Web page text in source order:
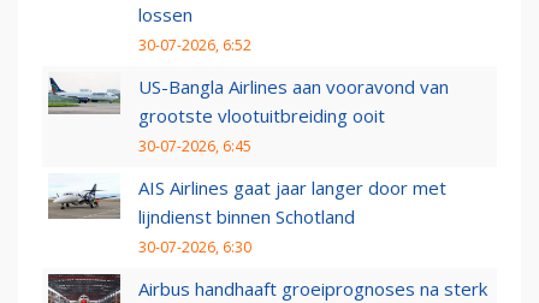
lossen
30-07-2026, 6:52
US-Bangla Airlines aan vooravond van
grootste vlootuitbreiding ooit
30-07-2026, 6:45
AIS Airlines gaat jaar langer door met
lijndienst binnen Schotland
30-07-2026, 6:30
Airbus handhaaft groeiprognoses na sterk